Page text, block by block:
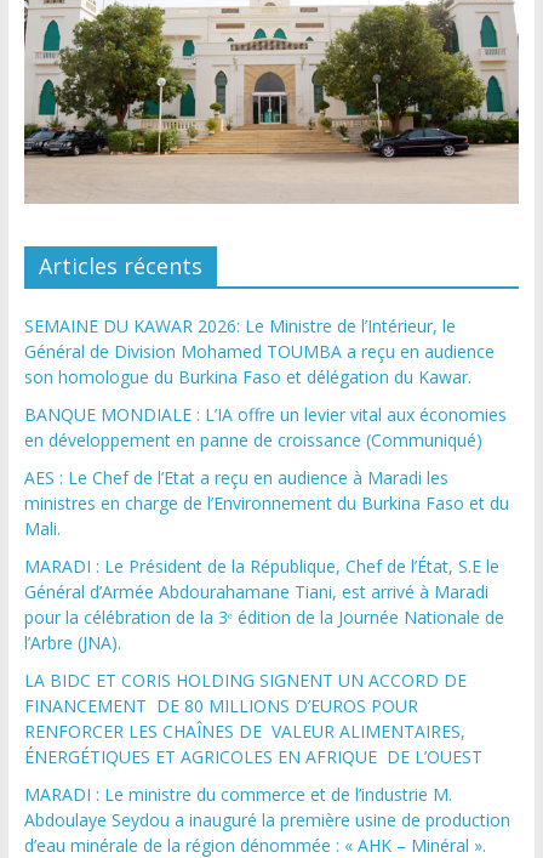
Articles récents
SEMAINE DU KAWAR 2026: Le Ministre de l’Intérieur, le
Général de Division Mohamed TOUMBA a reçu en audience
son homologue du Burkina Faso et délégation du Kawar.
BANQUE MONDIALE : L’IA offre un levier vital aux économies
en développement en panne de croissance (Communiqué)
AES : Le Chef de l’Etat a reçu en audience à Maradi les
ministres en charge de l’Environnement du Burkina Faso et du
Mali.
MARADI : Le Président de la République, Chef de l’État, S.E le
Général d’Armée Abdourahamane Tiani, est arrivé à Maradi
pour la célébration de la 3ᵉ édition de la Journée Nationale de
l’Arbre (JNA).
LA BIDC ET CORIS HOLDING SIGNENT UN ACCORD DE
FINANCEMENT DE 80 MILLIONS D’EUROS POUR
RENFORCER LES CHAÎNES DE VALEUR ALIMENTAIRES,
ÉNERGÉTIQUES ET AGRICOLES EN AFRIQUE DE L’OUEST
MARADI : Le ministre du commerce et de l’industrie M.
Abdoulaye Seydou a inauguré la première usine de production
d’eau minérale de la région dénommée : « AHK – Minéral ».